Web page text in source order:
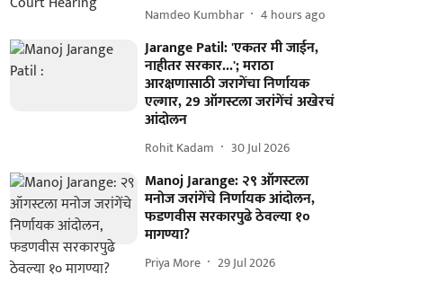
Namdeo Kumbhar 4 hours ago
Jarange Patil: 'एकतर मी जाईन,
नाहीतर सरकार...'; मराठा
आरक्षणासाठी जरागेंचा निर्णायक
एल्गार, 29 ऑगस्टला जरांगेंचं अखेरचं
आंदोलन
Rohit Kadam 30 Jul 2026
Manoj Jarange: २९ ऑगस्टला
मनोज जरांगेंचे निर्णायक आंदोलन,
फडणवीस सरकारपुढे ठेवल्या १०
मागण्या?
Priya More 29 Jul 2026